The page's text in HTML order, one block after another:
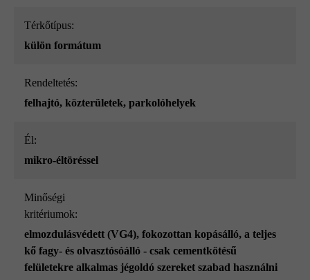
Térkőtípus:
külön formátum
Rendeltetés:
felhajtó, közterületek, parkolóhelyek
él:
mikro-éltöréssel
Minőségi
kritériumok:
elmozdulásvédett (VG4), fokozottan kopásálló, a teljes
kő fagy- és olvasztósóálló - csak cementkötésű
felületekre alkalmas jégoldó szereket szabad használni